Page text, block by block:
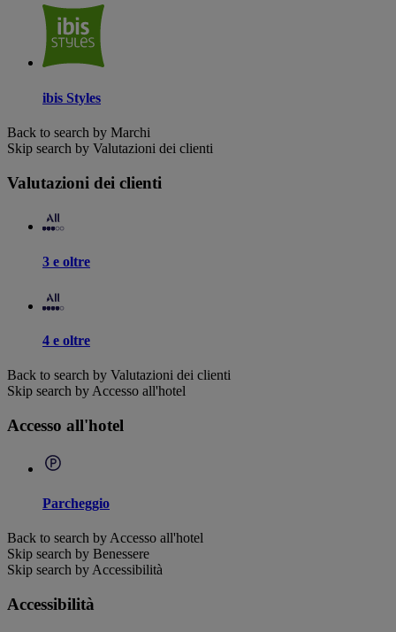
ibis Styles
Back to search by Marchi
Skip search by Valutazioni dei clienti
Valutazioni dei clienti
3 e oltre
4 e oltre
Back to search by Valutazioni dei clienti
Skip search by Accesso all'hotel
Accesso all'hotel
Parcheggio
Back to search by Accesso all'hotel
Skip search by Benessere
Skip search by Accessibilità
Accessibilità